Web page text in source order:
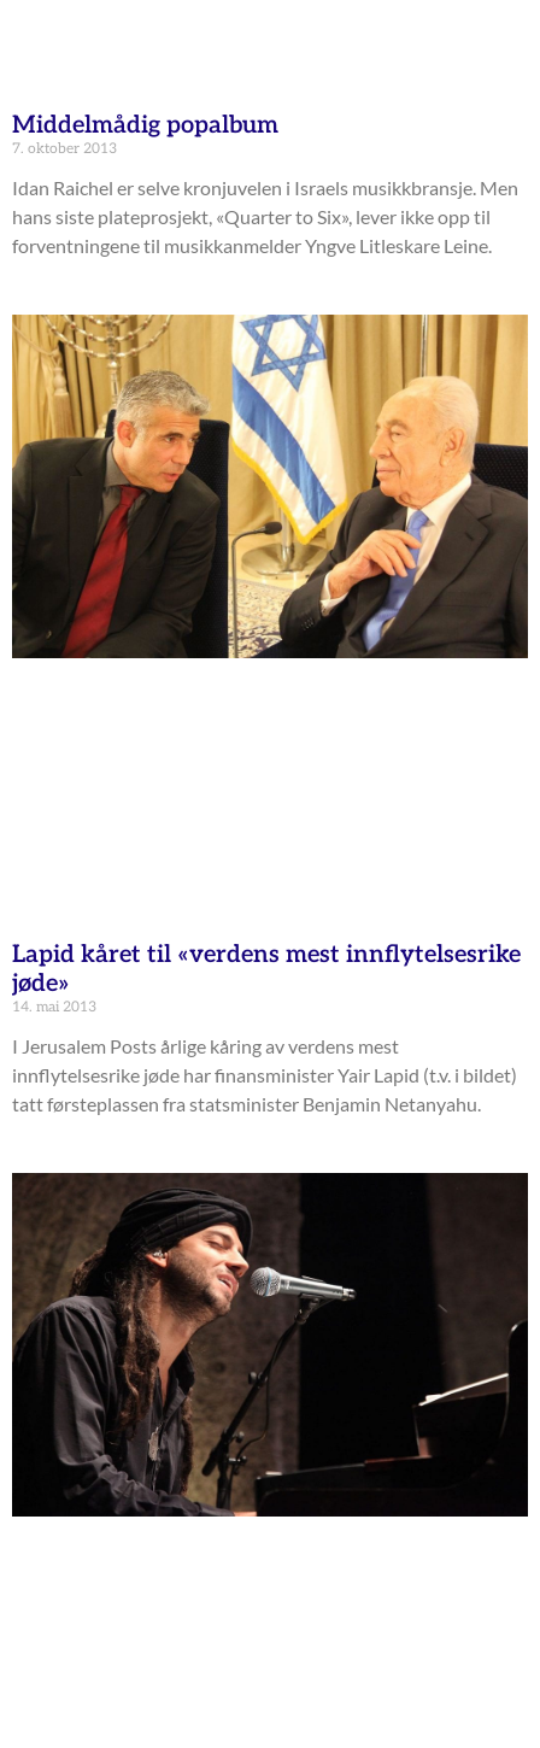
Middelmådig popalbum
7. oktober 2013
Idan Raichel er selve kronjuvelen i Israels musikkbransje. Men
hans siste plateprosjekt, «Quarter to Six», lever ikke opp til
forventningene til musikkanmelder Yngve Litleskare Leine.
Lapid kåret til «verdens mest innflytelsesrike
jøde»
14. mai 2013
I Jerusalem Posts årlige kåring av verdens mest
innflytelsesrike jøde har finansminister Yair Lapid (t.v. i bildet)
tatt førsteplassen fra statsminister Benjamin Netanyahu.